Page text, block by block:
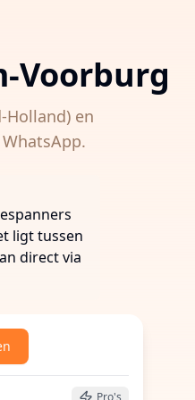
Voorburg
Holland) en
ligt tussen
direct via
buurt te vinden
Pro's